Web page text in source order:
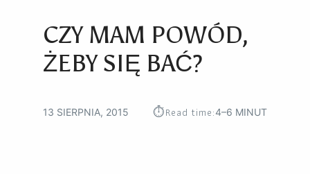
CZY MAM POWÓD,
ŻEBY SIĘ BAĆ?
13 SIERPNIA, 2015 ⏱︎Read time:4–6 MINUT